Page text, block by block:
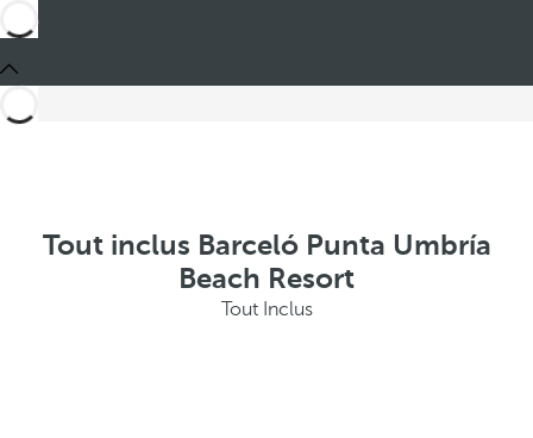
Tout inclus Barceló Punta Umbría
Beach Resort
Tout Inclus